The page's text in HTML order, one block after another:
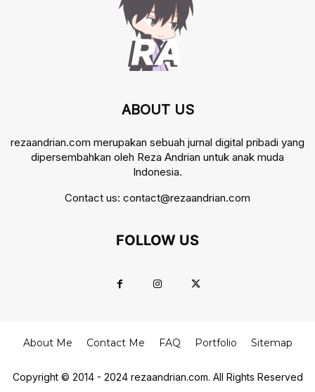
ABOUT US
rezaandrian.com merupakan sebuah jurnal digital pribadi yang
dipersembahkan oleh Reza Andrian untuk anak muda
Indonesia.
Contact us: contact@rezaandrian.com
FOLLOW US
About Me Contact Me FAQ Portfolio Sitemap
Copyright © 2014 - 2024 rezaandrian.com. All Rights Reserved